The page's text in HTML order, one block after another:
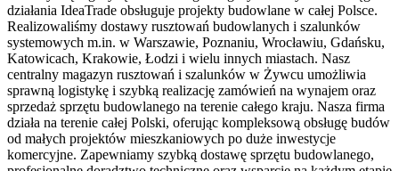
działania IdeaTrade obsługuje projekty budowlane w całej Polsce.
Realizowaliśmy dostawy rusztowań budowlanych i szalunków
systemowych m.in. w Warszawie, Poznaniu, Wrocławiu, Gdańsku,
Katowicach, Krakowie, Łodzi i wielu innych miastach. Nasz
centralny magazyn rusztowań i szalunków w Żywcu umożliwia
sprawną logistykę i szybką realizację zamówień na wynajem oraz
sprzedaż sprzętu budowlanego na terenie całego kraju. Nasza firma
działa na terenie całej Polski, oferując kompleksową obsługę budów
od małych projektów mieszkaniowych po duże inwestycje
komercyjne. Zapewniamy szybką dostawę sprzętu budowlanego,